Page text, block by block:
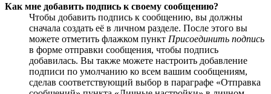
Как мне добавить подпись к своему сообщению?
Чтобы добавить подпись к сообщению, вы должны
сначала создать её в личном разделе. После этого вы
можете отметить флажком пункт Присоединить подпись
в форме отправки сообщения, чтобы подпись
добавилась. Вы также можете настроить добавление
подписи по умолчанию ко всем вашим сообщениям,
сделав соответствующий выбор в параграфе «Отправка